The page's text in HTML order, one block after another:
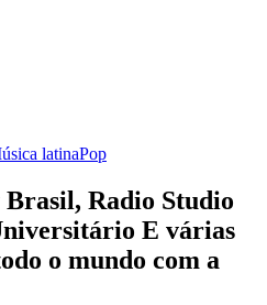
latinaPop
Brasil, Radio Studio
E várias
o mundo com a